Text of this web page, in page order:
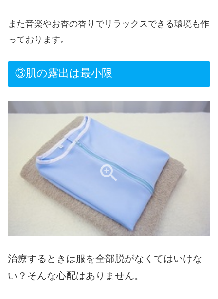
また音楽やお香の香りでリラックスできる環境も作
っております。
③肌の露出は最小限
治療するときは服を全部脱がなくてはいけな
い？そんな心配はありません。